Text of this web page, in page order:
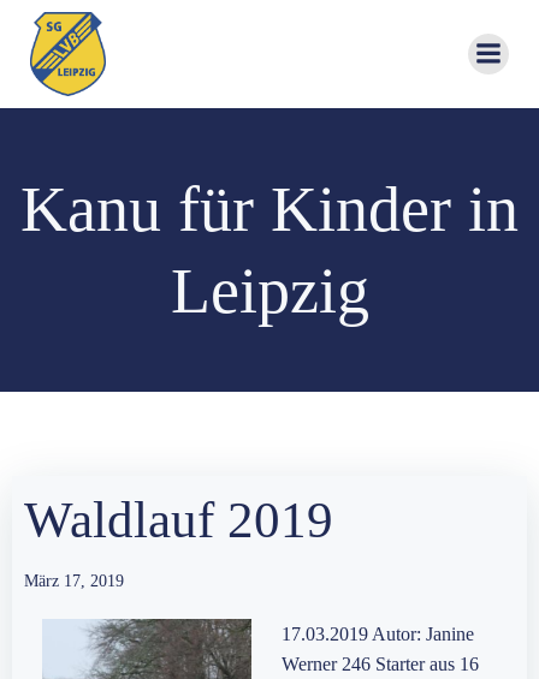
Kanu für Kinder in
Leipzig
Waldlauf 2019
März 17, 2019
17.03.2019 Autor: Janine
Werner 246 Starter aus 16